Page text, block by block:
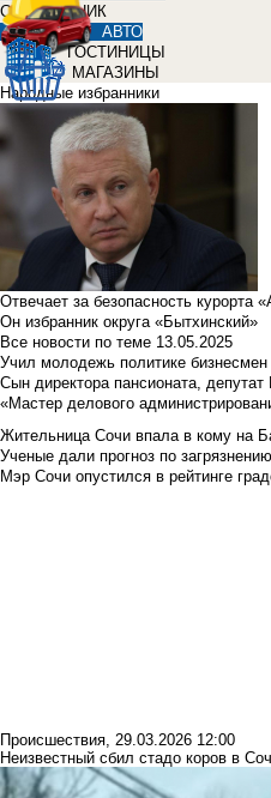
СПРАВОЧНИК
АВТО
ГОСТИНИЦЫ
МАГАЗИНЫ
Народные избранники
Отвечает за безопасность курорта
Он избранник округа «Бытхинский»
Все новости по теме 13.05.2025
Учил молодежь политике
Сын директора пансионата,
«Мастер делового
Жительница Сочи впала в кому на
Ученые дали прогноз по
Мэр Сочи опустился в рейтинге
Происшествия, 29.03.2026 12:00
Неизвестный сбил стадо коров в